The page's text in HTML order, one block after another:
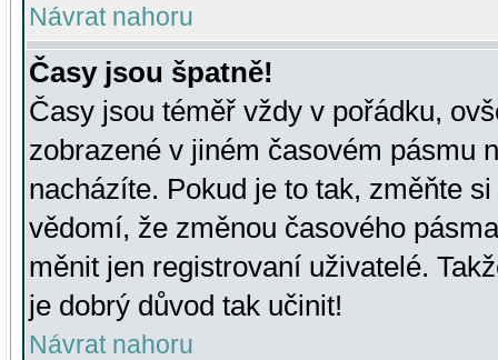
Návrat nahoru
Časy jsou špatně!
Časy jsou téměř vždy v pořádku,
zobrazené v jiném časovém pásmu
nacházíte. Pokud je to tak, změňte
vědomí, že změnou časového
měnit jen registrovaní uživatelé.
je dobrý důvod tak učinit!
Návrat nahoru